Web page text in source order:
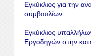
Εγκύκλιος για την
συμβουλίων
Εγκύκλιος
Εργοδηγών στην